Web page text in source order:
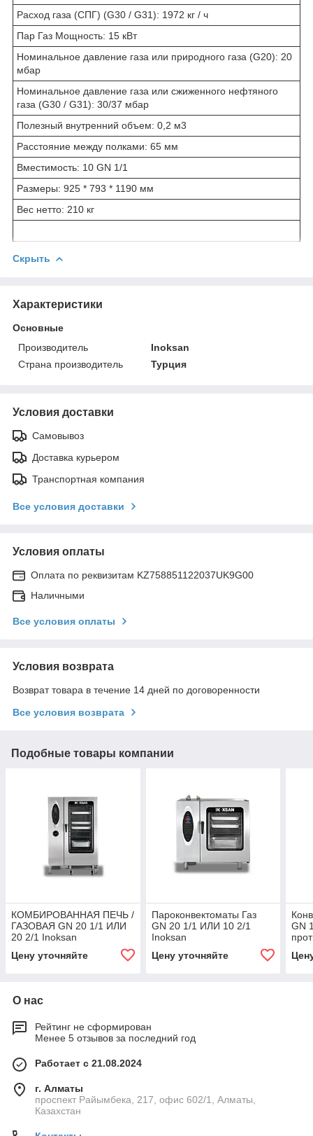
Расход газа (СПГ) (G30 / G31): 1972 кг / ч
Пар Газ Мощность: 15 кВт
Номинальное давление газа или природного газа (G20): 20
мбар
Номинальное давление газа или сжиженного нефтяного
газа (G30 / G31): 30/37 мбар
Полезный внутренний объем: 0,2 м3
Расстояние между полками: 65 мм
Вместимость: 10 GN 1/1
Размеры: 925 * 793 * 1190 мм
Вес нетто: 210 кг
Скрыть
Характеристики
Основные
Производитель
Inoksan
Страна производитель
Турция
Условия доставки
Самовывоз
Доставка курьером
Транспортная компания
Все условия доставки
Условия оплаты
Оплата по реквизитам KZ758851122037UK9G00
Наличными
Все условия оплаты
Условия возврата
Возврат товара в течение 14 дней по договоренности
Все условия возврата
Подобные товары компании
КОМБИРОВАННАЯ ПЕЧЬ /
ГАЗОВАЯ GN 20 1/1 ИЛИ
20 2/1 Inoksan
Цену уточняйте
Пароконвектоматы Газ
GN 20 1/1 ИЛИ 10 2/1
Inoksan
Цену уточняйте
GN
О нас
Рейтинг не сформирован
Менее 5 отзывов за последний год
Работает с 21.08.2024
г. Алматы
проспект Райымбека, 217, офис 602/1, Алматы,
Казахстан